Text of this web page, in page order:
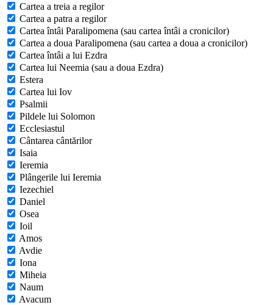
Cartea a treia a regilor
Cartea a patra a regilor
Cartea întâi Paralipomena (sau cartea întâi a cronicilor)
Cartea a doua Paralipomena (sau cartea a doua a cronicilor)
Cartea întâi a lui Ezdra
Cartea lui Neemia (sau a doua Ezdra)
Estera
Cartea lui Iov
Psalmii
Pildele lui Solomon
Ecclesiastul
Cântarea cântărilor
Isaia
Ieremia
Plângerile lui Ieremia
Iezechiel
Daniel
Osea
Ioil
Amos
Avdie
Iona
Miheia
Naum
Avacum